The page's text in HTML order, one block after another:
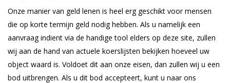
Onze manier van geld lenen is heel erg geschikt voor mensen
die op korte termijn geld nodig hebben. Als u namelijk een
aanvraag indient via de handige tool elders op deze site, zullen
wij aan de hand van actuele koerslijsten bekijken hoeveel uw
object waard is. Voldoet dit aan onze eisen, dan zullen wij u een
bod uitbrengen. Als u dit bod accepteert, kunt u naar ons